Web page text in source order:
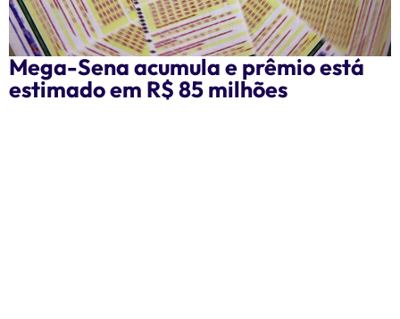
Mega-Sena acumula e prêmio está
estimado em R$ 85 milhões